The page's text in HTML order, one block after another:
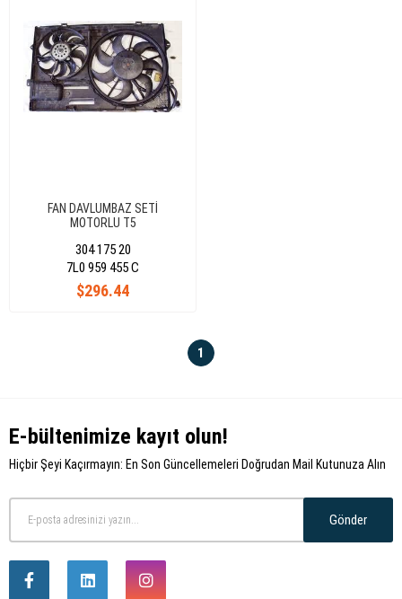
FAN DAVLUMBAZ SETİ
MOTORLU T5
304 175 20
$296.44
7L0 959 455 C
1
E-bültenimize kayıt olun!
Hiçbir Şeyi Kaçırmayın: En Son Güncellemeleri Doğrudan Mail Kutunuza Alın
Gönder